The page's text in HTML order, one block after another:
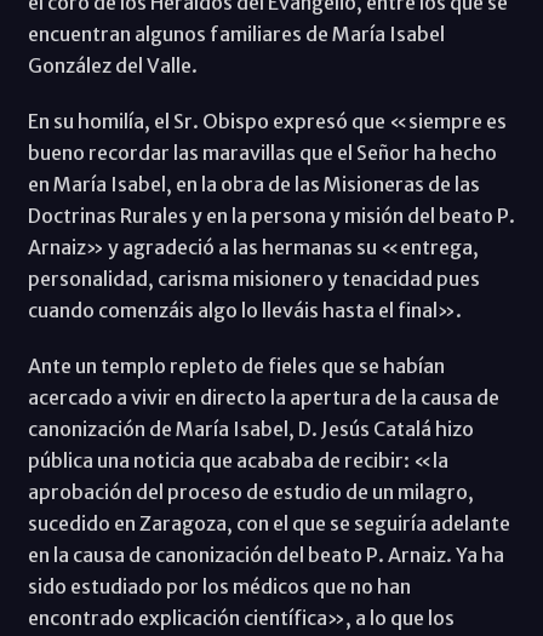
encuentran algunos familiares de María Isabel
González del Valle.
En su homilía, el Sr. Obispo expresó que «siempre es
bueno recordar las maravillas que el Señor ha hecho
en María Isabel, en la obra de las Misioneras de las
Doctrinas Rurales y en la persona y misión del beato P.
Arnaiz» y agradeció a las hermanas su «entrega,
personalidad, carisma misionero y tenacidad pues
cuando comenzáis algo lo lleváis hasta el final».
Ante un templo repleto de fieles que se habían
acercado a vivir en directo la apertura de la causa de
canonización de María Isabel, D. Jesús Catalá hizo
pública una noticia que acababa de recibir: «la
aprobación del proceso de estudio de un milagro,
sucedido en Zaragoza, con el que se seguiría adelante
en la causa de canonización del beato P. Arnaiz. Ya ha
sido estudiado por los médicos que no han
encontrado explicación científica», a lo que los